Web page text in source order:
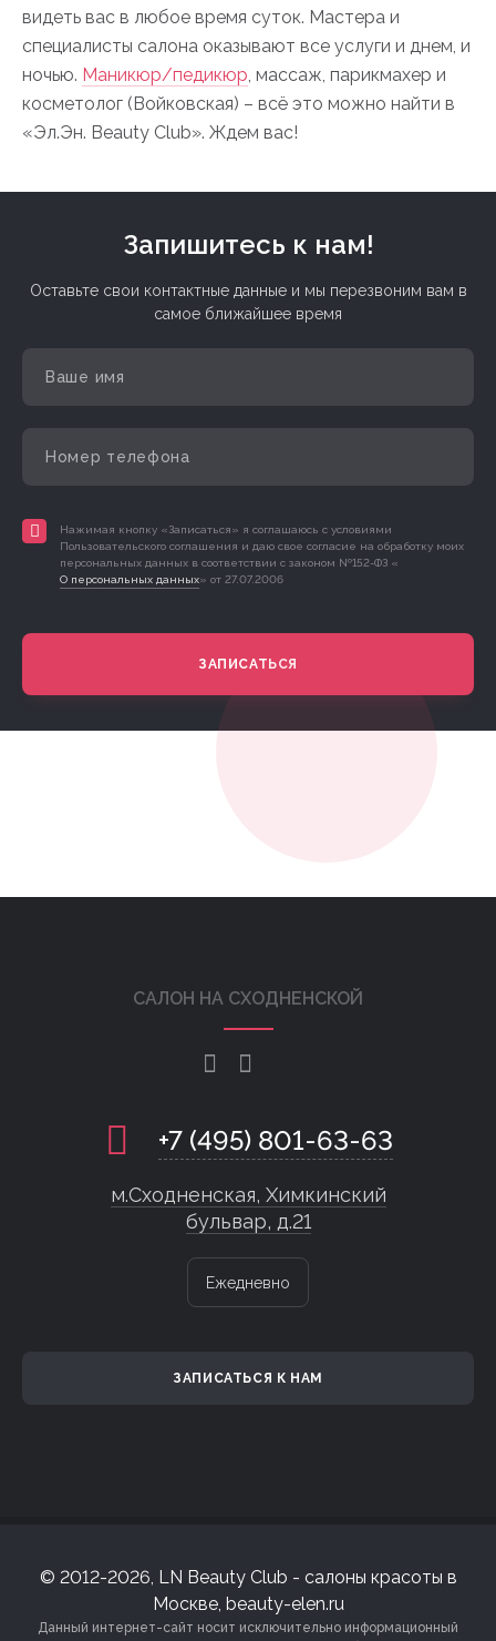
видеть вас в любое время суток. Мастера и
специалисты салона оказывают все услуги и днем, и
ночью. Маникюр/педикюр, массаж, парикмахер и
косметолог (Войковская) – всё это можно найти в
«Эл.Эн. Beauty Club». Ждем вас!
Запишитесь к нам!
Оставьте свои контактные данные и мы перезвоним вам в
самое ближайшее время
Нажимая кнопку «Записаться» я соглашаюсь с условиями
Пользовательского соглашения и даю свое согласие на обработку моих
персональных данных в соответствии с законом №152-ФЗ «
О персональных данных» от 27.07.2006
ЗАПИСАТЬСЯ
САЛОН НА СХОДНЕНСКОЙ
+7 (495) 801-63-63
м.Сходненская, Химкинский
бульвар, д.21
Ежедневно
ЗАПИСАТЬСЯ К НАМ
© 2012-2026, LN Beauty Club - салоны красоты в
Москве, beauty-elen.ru
Данный интернет-сайт носит исключительно информационный